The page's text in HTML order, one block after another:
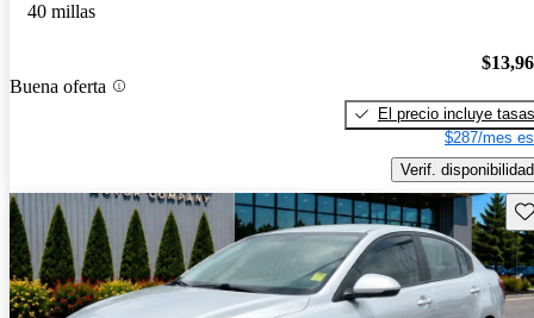
40 millas
Buena oferta
El precio incluye tasas
$287/mes
Verif. disponibilidad